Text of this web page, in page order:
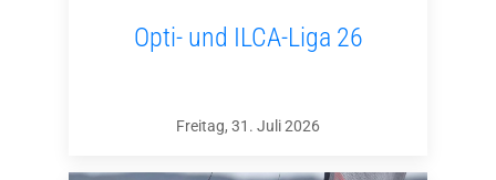
Opti- und ILCA-Liga 26
Freitag, 31. Juli 2026